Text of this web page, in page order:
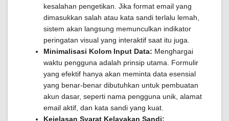
kesalahan pengetikan. Jika format email yang
dimasukkan salah atau kata sandi terlalu lemah,
sistem akan langsung memunculkan indikator
peringatan visual yang interaktif saat itu juga.
Minimalisasi Kolom Input Data: Menghargai
waktu pengguna adalah prinsip utama. Formulir
yang efektif hanya akan meminta data esensial
yang benar-benar dibutuhkan untuk pembuatan
akun dasar, seperti nama pengguna unik, alamat
email aktif, dan kata sandi yang kuat.
Kejelasan Syarat Kelayakan Sandi: